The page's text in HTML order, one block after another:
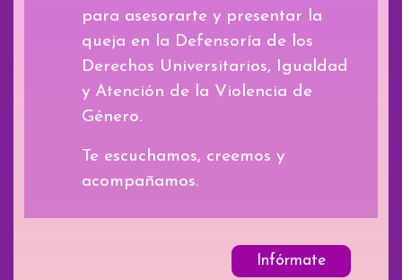
para asesorarte y presentar la
queja en la Defensoría de los
Derechos Universitarios, Igualdad
y Atención de la Violencia de
Género.
Te escuchamos, creemos y
acompañamos.
Infórmate